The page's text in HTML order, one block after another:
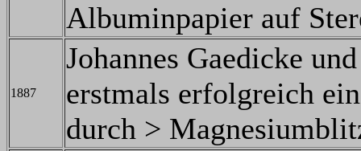
Albuminpapier auf
1887
Johannes Gaedicke
erstmals erfolgreich
durch >